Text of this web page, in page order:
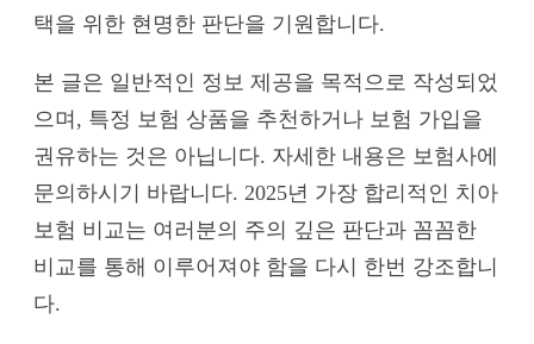
택을 위한 현명한 판단을 기원합니다.
본 글은 일반적인 정보 제공을 목적으로 작성되었
으며, 특정 보험 상품을 추천하거나 보험 가입을
권유하는 것은 아닙니다. 자세한 내용은 보험사에
문의하시기 바랍니다. 2025년 가장 합리적인 치아
보험 비교는 여러분의 주의 깊은 판단과 꼼꼼한
비교를 통해 이루어져야 함을 다시 한번 강조합니
다.